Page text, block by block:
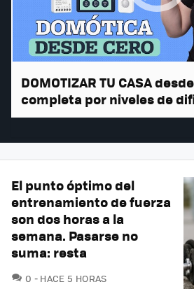
DOMOTIZAR TU CASA
completa por niveles de
El punto óptimo del
entrenamiento de fuerza
son dos horas a la
semana. Pasarse no
suma: resta
0 COMENTARIOS
HACE 5 HORAS